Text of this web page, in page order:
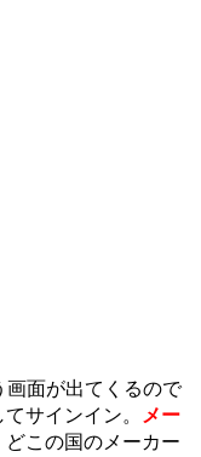
面が出てくるので
サインイン。
メー
どこの国のメーカー